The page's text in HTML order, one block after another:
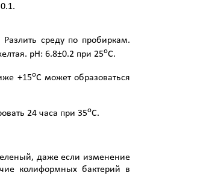
среду по пробиркам.
рН: 6.8±0.2 при 25оС.
+15оС может образоваться
24 часа при 35оС.
даже если изменение
колиформных бактерий в